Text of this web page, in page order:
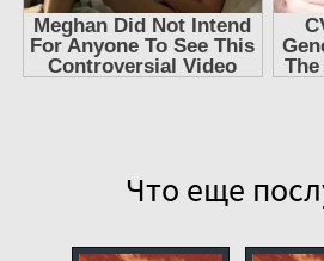
Что еще